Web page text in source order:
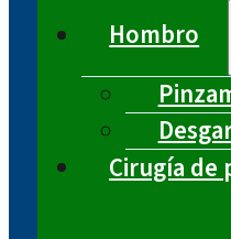
Hombro
Cirugía de